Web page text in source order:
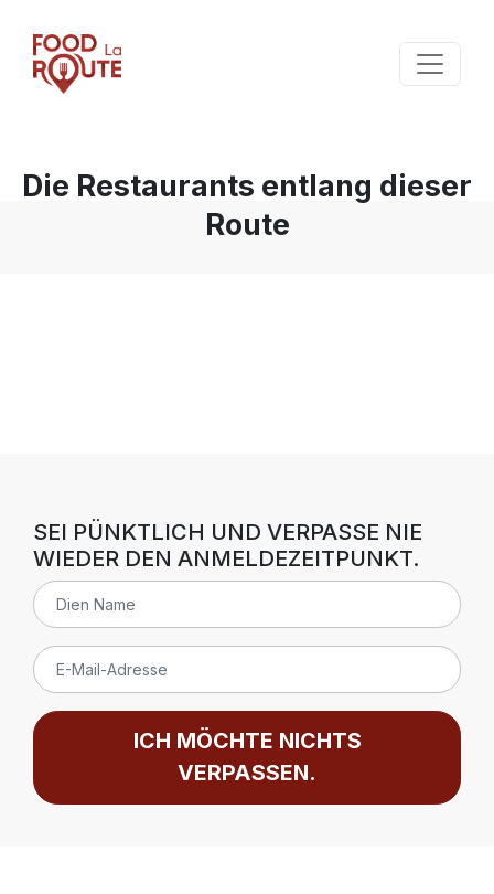
Die Restaurants entlang dieser
Route
SEI PÜNKTLICH UND VERPASSE NIE
WIEDER DEN ANMELDEZEITPUNKT.
ICH MÖCHTE NICHTS
VERPASSEN.